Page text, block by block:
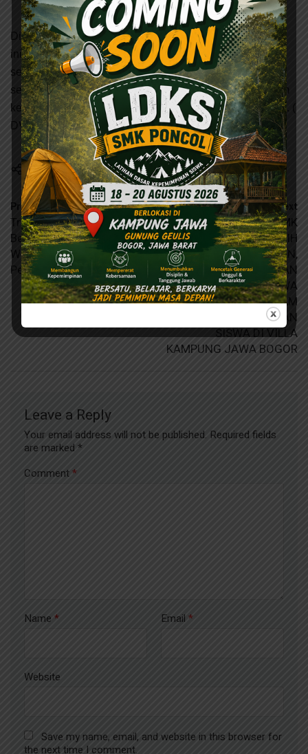
fasilitas rumah.
Diharapkan, setelah mengikuti seluruh rangkaianLDKS
ini, para siswa kelas 10SMK Poncol dapat kembali ke
sekolah dengan semangat baru, mental yang lebih kuat,
serta bekal kepemimpinan yang siap diaplikasikan dalam
kegiatan belajar mengajar maupun organisasi di sekolah. (
DV )
Previous
Tradisi Sholat Zhuhur
Berjamaah di SMK Poncol,
Wujud Penguatan
Pendidikan Karakter
Next
KEGIATAN LDKS SMK
PONCOL 2025, MELATIH
KEDISIPLINAN,
KEBERANIAN, DAN
KARAKTER SISWA
MELALUI PROGRAM
LATIHAN KEDISIPLINAN
SISWA DI VILLA
KAMPUNG JAWA BOGOR
Leave a Reply
Your email address will not be published. Required fields
are marked *
Comment*
Name * Email *
Website
Save my name, email, and website in this browser for
the next time I comment.